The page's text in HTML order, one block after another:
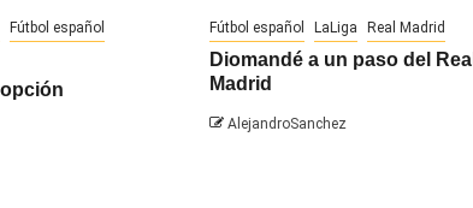
Fútbol español
Fútbol español LaLiga Real Madrid
Diomandé a un paso del Real
Madrid
AlejandroSanchez